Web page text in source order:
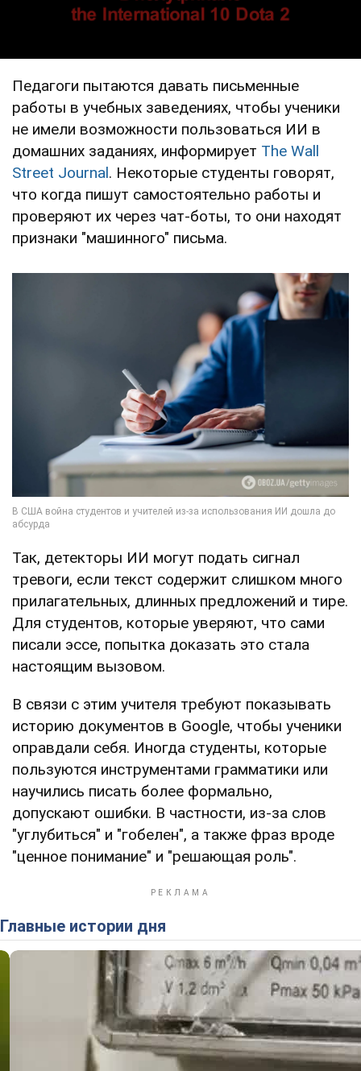
Педагоги пытаются давать письменные
работы в учебных заведениях, чтобы ученики
не имели возможности пользоваться ИИ в
домашних заданиях, информирует The Wall
Street Journal. Некоторые студенты говорят,
что когда пишут самостоятельно работы и
проверяют их через чат-боты, то они находят
признаки "машинного" письма.
Так, детекторы ИИ могут подать сигнал
тревоги, если текст содержит слишком много
прилагательных, длинных предложений и тире.
Для студентов, которые уверяют, что сами
писали эссе, попытка доказать это стала
настоящим вызовом.
В связи с этим учителя требуют показывать
историю документов в Google, чтобы ученики
оправдали себя. Иногда студенты, которые
пользуются инструментами грамматики или
научились писать более формально,
допускают ошибки. В частности, из-за слов
"углубиться" и "гобелен", а также фраз вроде
"ценное понимание" и "решающая роль".
Главные истории дня